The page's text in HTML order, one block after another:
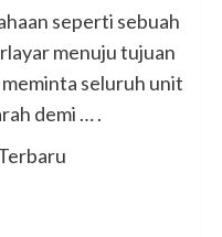
seperti sebuah
menuju tujuan
seluruh unit
demi … .